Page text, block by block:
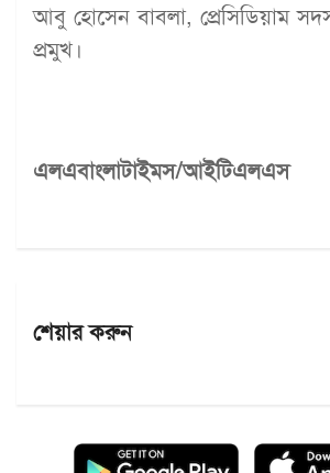
আবু হোসেন বাবলা, প্রেসিডিয়াম
প্রমুখ।
এলএবাংলাটাইমস/আইটিএলএস
শেয়ার করুন